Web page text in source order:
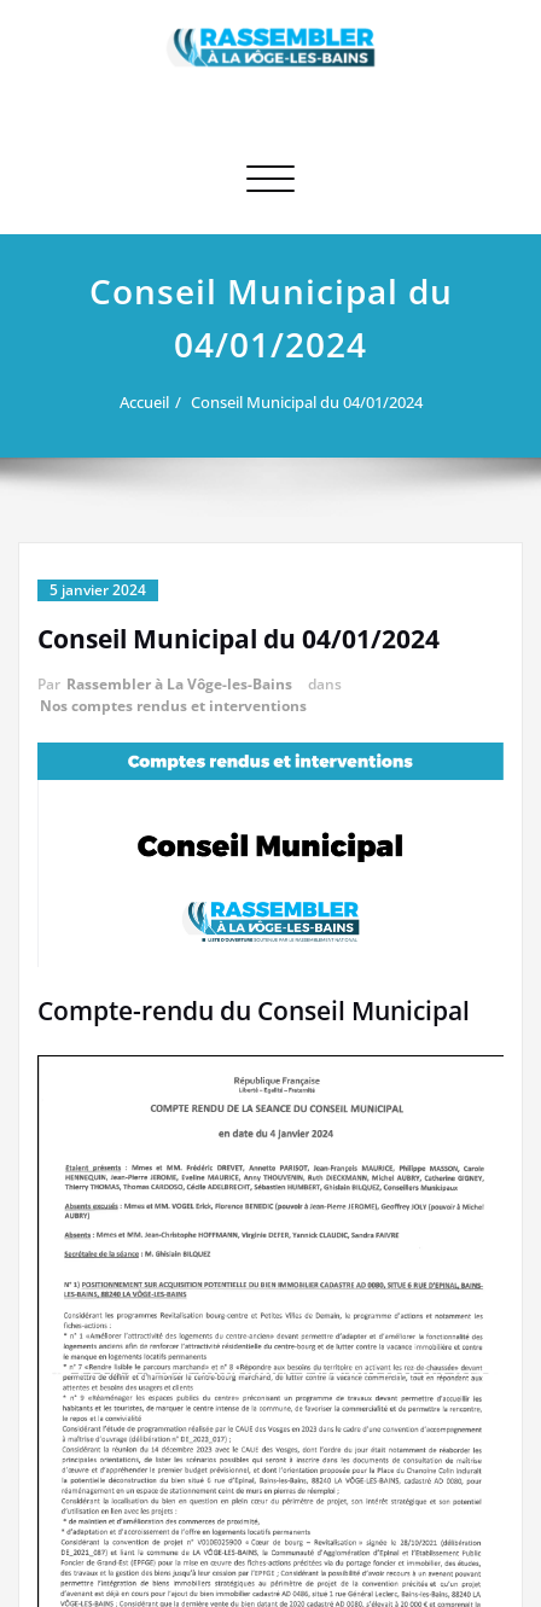
Afficher/masquer la navigation
Conseil Municipal du
04/01/2024
Accueil Conseil Municipal du 04/01/2024
5 janvier 2024
Conseil Municipal du 04/01/2024
Par Rassembler à La Vôge-les-Bains
dans
Nos comptes rendus et interventions
Compte-rendu du Conseil Municipal